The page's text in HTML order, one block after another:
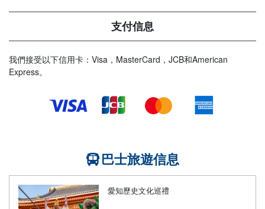
支付信息
我們接受以下信用卡：Visa，MasterCard，JCB和American
Express。
巴士旅遊信息
愛知歷史文化巡禮